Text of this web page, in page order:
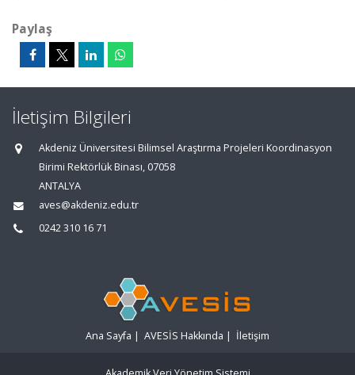
Paylaş
İletişim Bilgileri
Akdeniz Üniversitesi Bilimsel Araştırma Projeleri Koordinasyon
Birimi Rektörlük Binası, 07058
ANTALYA
aves@akdeniz.edu.tr
0242 310 16 71
Ana Sayfa | AVESİS Hakkında | İletişim